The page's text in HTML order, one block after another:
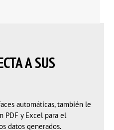
A SUS
automáticas, también le
PDF y Excel para el
datos generados.